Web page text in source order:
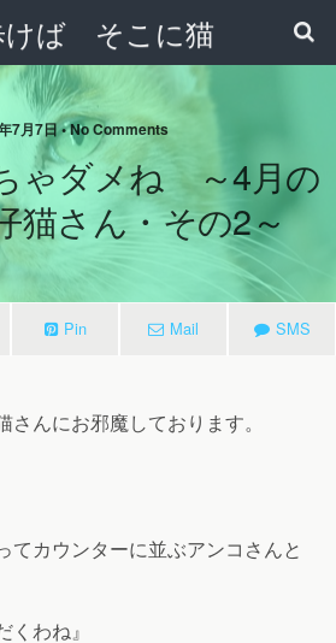
けば そこに猫
7月7日 • No Comments
ゃダメね ～4月の
猫さん・その2～
Pin Mail SMS
んにお邪魔しております。
てカウンターに並ぶアンコさんと
くわね』